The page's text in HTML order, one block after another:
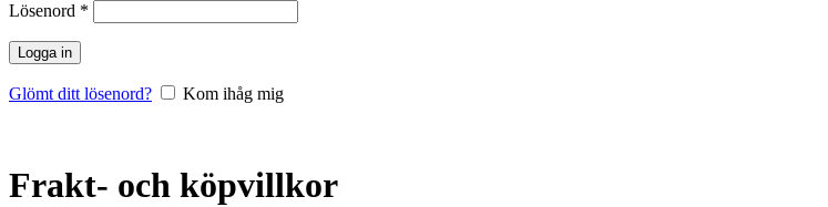
Lösenord *
Logga in
Glömt ditt lösenord? Kom ihåg mig
Frakt- och köpvillkor